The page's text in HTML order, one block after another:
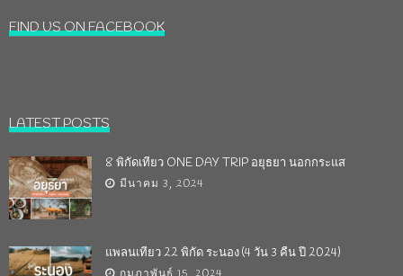
FIND US ON FACEBOOK
LATEST POSTS
8 พิกัดเที่ยว ONE DAY TRIP อยุธยา นอกกระแส
มีนาคม 3, 2024
แพลนเที่ยว 22 พิกัด ระนอง (4 วัน 3 คืน ปี 2024)